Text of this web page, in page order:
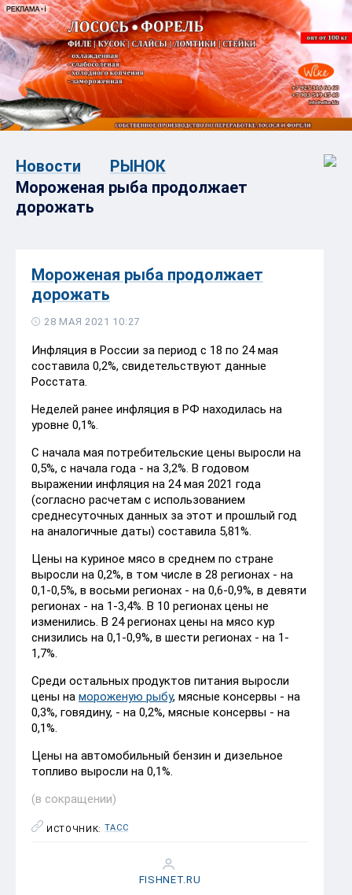
Новости
РЫНОК
Мороженая рыба продолжает
дорожать
Мороженая рыба продолжает
дорожать
28 МАЯ 2021 10:27
Инфляция в России за период с 18 по 24 мая
составила 0,2%, свидетельствуют данные
Росстата.
Неделей ранее инфляция в РФ находилась на
уровне 0,1%.
С начала мая потребительские цены выросли на
0,5%, с начала года - на 3,2%. В годовом
выражении инфляция на 24 мая 2021 года
(согласно расчетам с использованием
среднесуточных данных за этот и прошлый год
на аналогичные даты) составила 5,81%.
Цены на куриное мясо в среднем по стране
выросли на 0,2%, в том числе в 28 регионах - на
0,1-0,5%, в восьми регионах - на 0,6-0,9%, в девяти
регионах - на 1-3,4%. В 10 регионах цены не
изменились. В 24 регионах цены на мясо кур
снизились на 0,1-0,9%, в шести регионах - на 1-
1,7%.
Среди остальных продуктов питания выросли
цены на мороженую рыбу, мясные консервы - на
0,3%, говядину, - на 0,2%, мясные консервы - на
0,1%.
Цены на автомобильный бензин и дизельное
топливо выросли на 0,1%.
(в сокращении)
ИСТОЧНИК: ТАСС
FISHNET.RU